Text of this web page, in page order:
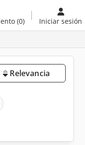
(0) Iniciar sesión
Relevancia